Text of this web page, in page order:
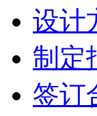
设计
制定
签订